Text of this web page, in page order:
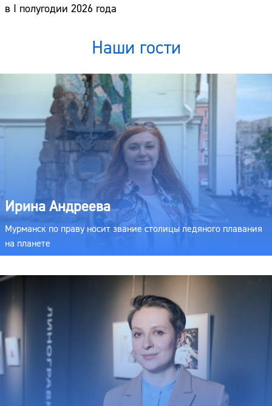
в I полугодии 2026 года
Наши гости
Ирина Андреева
Мурманск по праву носит звание столицы ледяного плавания
на планете